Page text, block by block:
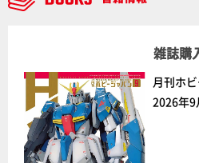
雑誌購
月刊ホ
2026年9